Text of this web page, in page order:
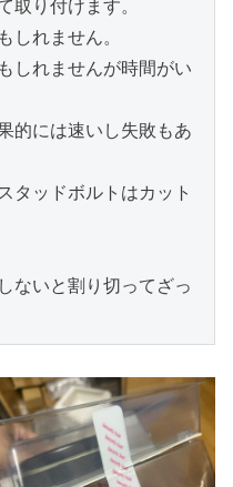
取り付けます。
しれません。
しれませんが時間がい
的には速いし失敗もあ
タッドボルトはカット
ないと割り切ってざっ